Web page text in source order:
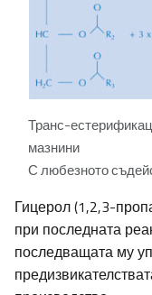
Транс-
мазнини
С любезното
Гицерол (1,2,3-
при последната
последващата му